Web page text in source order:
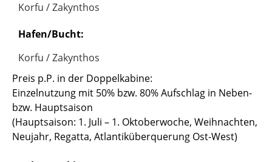
Korfu / Zakynthos
Hafen/Bucht:
Korfu / Zakynthos
Preis p.P. in der Doppelkabine:
Einzelnutzung mit 50% bzw. 80% Aufschlag in Neben-
bzw. Hauptsaison
(Hauptsaison: 1. Juli – 1. Oktoberwoche, Weihnachten,
Neujahr, Regatta, Atlantiküberquerung Ost-West)